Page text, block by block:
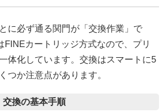
に必ず通る関門が「交換作業」で
FINEカートリッジ方式なので、プリ
体化しています。交換はスマートに5
つか注意点があります。
交換の基本手順